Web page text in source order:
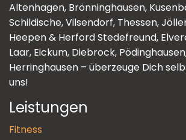
Altenhagen, Brönninghausen,
Schildische, Vilsendorf, Thessen,
Heepen & Herford Stedefreund,
Laar, Eickum, Diebrock,
Herringhausen – überzeuge Dich
uns!
Leistungen
Fitness